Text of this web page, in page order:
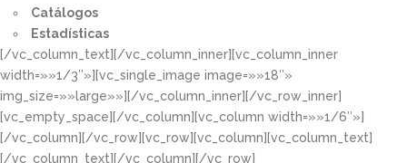
Catálogos​
Estadísticas
[/vc_column_text][/vc_column_inner][vc_column_inner
width=»»1/3″»][vc_single_image image=»»18″»
img_size=»»large»»][/vc_column_inner][/vc_row_inner]
[vc_empty_space][/vc_column][vc_column width=»»1/6″»]
[/vc_column][/vc_row][vc_row][vc_column][vc_column_text]
[/vc_column_text][/vc_column][/vc_row]